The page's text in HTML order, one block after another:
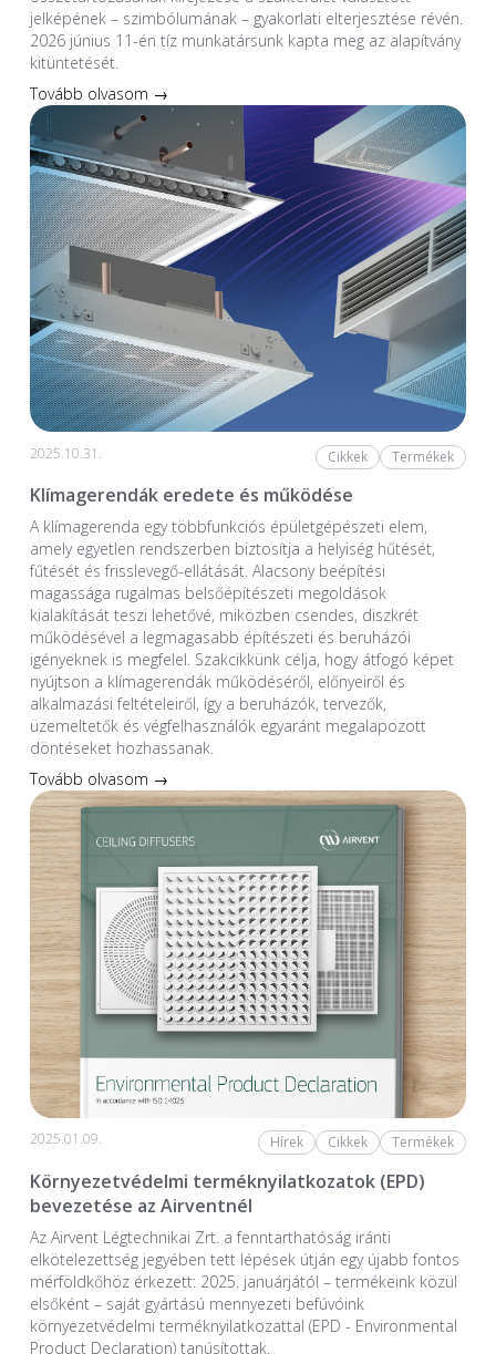
jelképének – szimbólumának – gyakorlati elterjesztése révén.
2026 június 11-én tíz munkatársunk kapta meg az alapítvány
kitüntetését.
Tovább olvasom →
2025.10.31. Cikkek Termékek
Klímagerendák eredete és működése
A klímagerenda egy többfunkciós épületgépészeti elem,
amely egyetlen rendszerben biztosítja a helyiség hűtését,
fűtését és frisslevegő-ellátását. Alacsony beépítési
magassága rugalmas belsőépítészeti megoldások
kialakítását teszi lehetővé, miközben csendes, diszkrét
működésével a legmagasabb építészeti és beruházói
igényeknek is megfelel. Szakcikkünk célja, hogy átfogó képet
nyújtson a klímagerendák működéséről, előnyeiről és
alkalmazási feltételeiről, így a beruházók, tervezők,
üzemeltetők és végfelhasználók egyaránt megalapozott
döntéseket hozhassanak.
Tovább olvasom →
2025.01.09. Hírek Cikkek Termékek
Környezetvédelmi terméknyilatkozatok (EPD)
bevezetése az Airventnél
Az Airvent Légtechnikai Zrt. a fenntarthatóság iránti
elkötelezettség jegyében tett lépések útján egy újabb fontos
mérföldkőhöz érkezett: 2025. januárjától – termékeink közül
elsőként – saját gyártású mennyezeti befúvóink
környezetvédelmi terméknyilatkozattal (EPD - Environmental
Product Declaration) tanúsítottak.